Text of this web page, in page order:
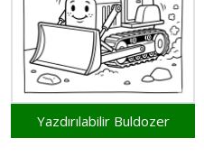
Yazdırılabilir Buldozer